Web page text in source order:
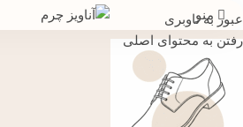
عبور به ناوبری
رفتن به محتوای اصلی
منو